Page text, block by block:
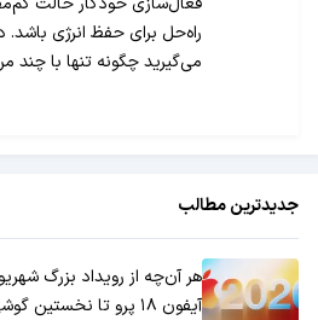
راه‌حل برای حفظ انرژی
می‌گیرید چگونه تنها با چند
جدیدترین مطالب
هر آن‌چه از رویداد بزرگ
آیفون ۱۸ پرو تا نخستین گوشی تاشو!